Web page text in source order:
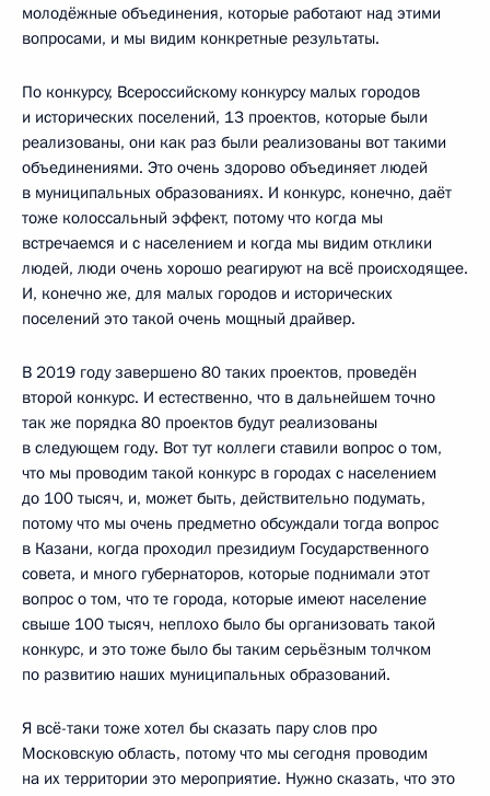
молодёжные объединения, которые работают над этими
вопросами, и мы видим конкретные результаты.
По конкурсу, Всероссийскому конкурсу малых городов
и исторических поселений, 13 проектов, которые были
реализованы, они как раз были реализованы вот такими
объединениями. Это очень здорово объединяет людей
в муниципальных образованиях. И конкурс, конечно, даёт
тоже колоссальный эффект, потому что когда мы
встречаемся и с населением и когда мы видим отклики
людей, люди очень хорошо реагируют на всё происходящее.
И, конечно же, для малых городов и исторических
поселений это такой очень мощный драйвер.
В 2019 году завершено 80 таких проектов, проведён
второй конкурс. И естественно, что в дальнейшем точно
так же порядка 80 проектов будут реализованы
в следующем году. Вот тут коллеги ставили вопрос о том,
что мы проводим такой конкурс в городах с населением
до 100 тысяч, и, может быть, действительно подумать,
потому что мы очень предметно обсуждали тогда вопрос
в Казани, когда проходил президиум Государственного
совета, и много губернаторов, которые поднимали этот
вопрос о том, что те города, которые имеют население
свыше 100 тысяч, неплохо было бы организовать такой
конкурс, и это тоже было бы таким серьёзным толчком
по развитию наших муниципальных образований.
Я всё-таки тоже хотел бы сказать пару слов про
Московскую область, потому что мы сегодня проводим
на их территории это мероприятие. Нужно сказать, что это